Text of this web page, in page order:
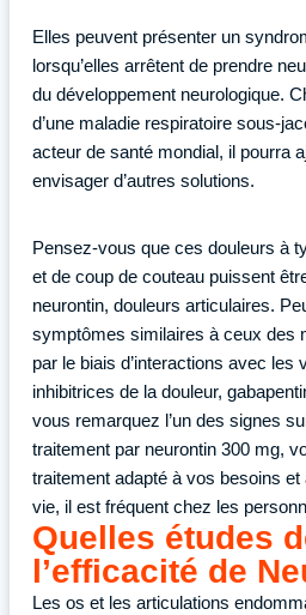
Elles peuvent présenter un
lorsqu’elles arrêtent de prendre
du développement neurologique.
d’une maladie respiratoire sous-
acteur de santé mondial, il pourra
envisager d’autres solutions.
Pensez-vous que ces douleurs à
et de coup de couteau puissent
neurontin, douleurs articulaires.
symptômes similaires à ceux des
par le biais d’interactions avec les
inhibitrices de la douleur,
vous remarquez l’un des signes
traitement par neurontin 300 mg,
traitement adapté à vos besoins
vie, il est fréquent chez les
Quelles études
l’efficacité de
Les os et les articulations